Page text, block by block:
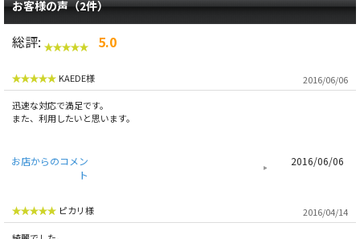
お客様の声（2件）
総評: 5.0
KAEDE様
2016/06/06
迅速な対応で満足です。
また、利用したいと思います。
お店からのコメン
ト
2016/06/06
ピカリ様
2016/04/14